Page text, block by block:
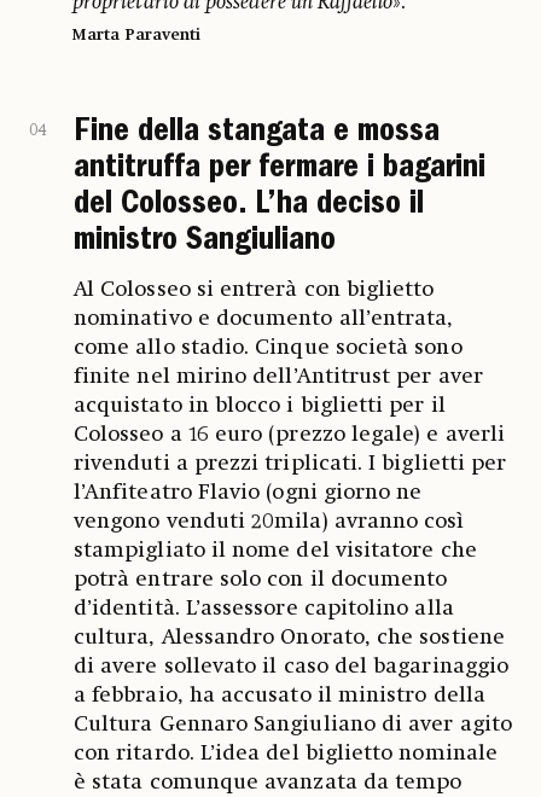
Marta Paraventi
04
Fine della stangata e mossa
antitruffa per fermare i bagarini
del Colosseo. L’ha deciso il
ministro Sangiuliano
Al Colosseo si entrerà con biglietto
nominativo e documento all’entrata,
come allo stadio. Cinque società sono
finite nel mirino dell’Antitrust per aver
acquistato in blocco i biglietti per il
Colosseo a 16 euro (prezzo legale) e averli
rivenduti a prezzi triplicati. I biglietti per
l’Anfiteatro Flavio (ogni giorno ne
vengono venduti 20mila) avranno così
stampigliato il nome del visitatore che
potrà entrare solo con il documento
d’identità. L’assessore capitolino alla
cultura, Alessandro Onorato, che sostiene
di avere sollevato il caso del bagarinaggio
a febbraio, ha accusato il ministro della
Cultura Gennaro Sangiuliano di aver agito
con ritardo. L’idea del biglietto nominale
è stata comunque avanzata da tempo